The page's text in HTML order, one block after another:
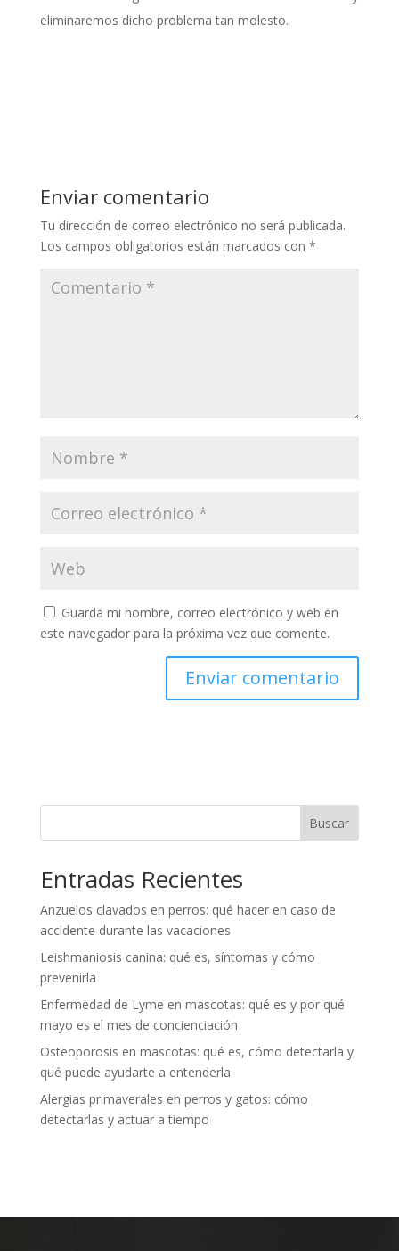
eliminaremos dicho problema tan molesto.
Enviar comentario
Tu dirección de correo electrónico no será publicada.
Los campos obligatorios están marcados con *
Guarda mi nombre, correo electrónico y web en
este navegador para la próxima vez que comente.
Buscar
Entradas Recientes
Anzuelos clavados en perros: qué hacer en caso de
accidente durante las vacaciones
Leishmaniosis canina: qué es, síntomas y cómo
prevenirla
Enfermedad de Lyme en mascotas: qué es y por qué
mayo es el mes de concienciación
Osteoporosis en mascotas: qué es, cómo detectarla y
qué puede ayudarte a entenderla
Alergias primaverales en perros y gatos: cómo
detectarlas y actuar a tiempo